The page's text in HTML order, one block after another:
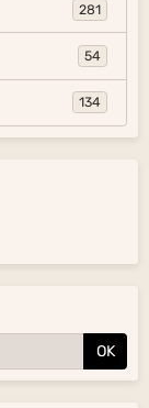
281
54
134
OK